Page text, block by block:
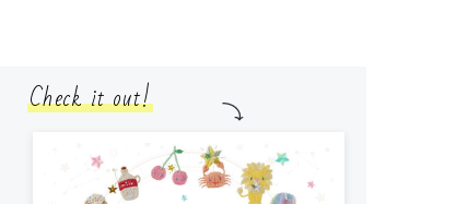
Check it out!